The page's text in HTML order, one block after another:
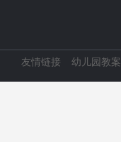
友情链接 幼儿园教案